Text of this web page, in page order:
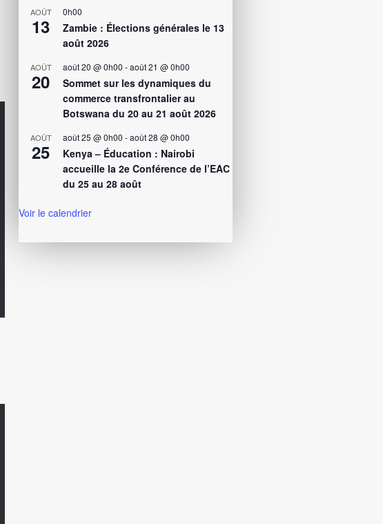
AOÛT
13
0h00
Zambie : Élections générales le 13
août 2026
AOÛT
20
août 20 @ 0h00 -août 21 @ 0h00
Sommet sur les dynamiques du
commerce transfrontalier au
Botswana du 20 au 21 août 2026
AOÛT
25
août 25 @ 0h00 -août 28 @ 0h00
Kenya – Éducation : Nairobi
accueille la 2e Conférence de l’EAC
du 25 au 28 août
Voir le calendrier